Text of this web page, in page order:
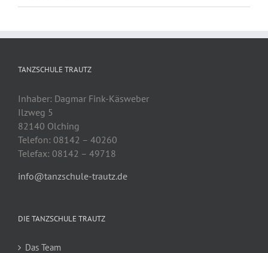
TANZSCHULE TRAUTZ
Inhaber: Dagmar Fink-Käsweber
Ilzweg 5
82140 Olching
Telefon: 08142 – 40260
Telefax: 08142 – 49718
info@tanzschule-trautz.de
DIE TANZSCHULE TRAUTZ
Das Team